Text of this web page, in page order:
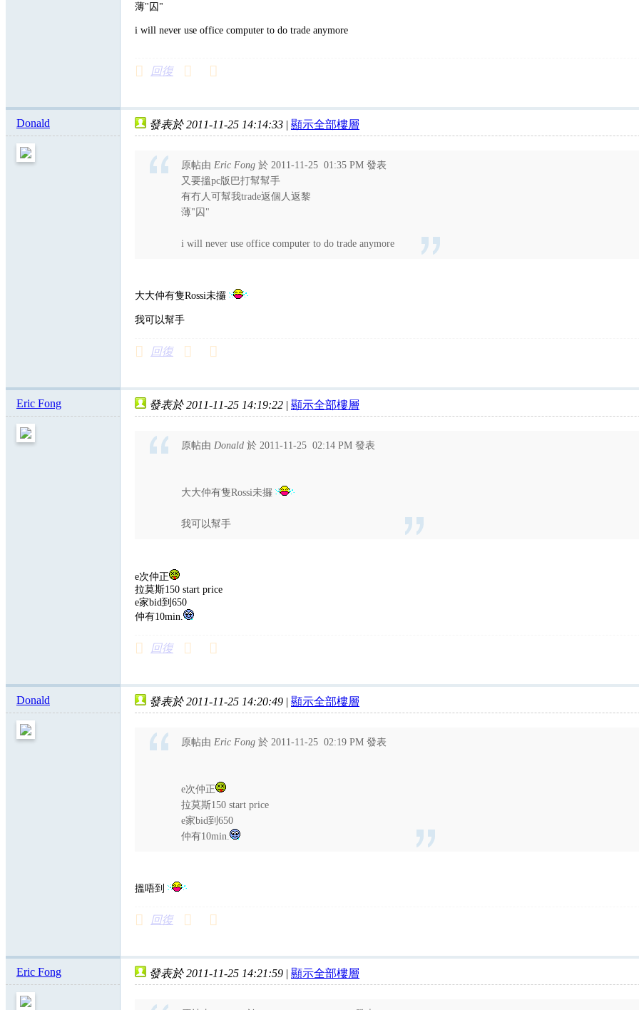
薄"囚"
i will never use office computer to do trade anymore
回復
Donald 發表於 2011-11-25 14:14:33 | 顯示全部樓層
原帖由 Eric Fong 於 2011-11-25 01:35 PM 發表
又要搵pc版巴打幫幫手
有冇人可幫我trade返個人返黎
薄"囚"
i will never use office computer to do trade anymore
大大仲有隻Rossi未攞
我可以幫手
回復
Eric Fong 發表於 2011-11-25 14:19:22 | 顯示全部樓層
原帖由 Donald 於 2011-11-25 02:14 PM 發表
大大仲有隻Rossi未攞
我可以幫手
e次仲正
拉莫斯150 start price
e家bid到650
仲有10min.
回復
Donald 發表於 2011-11-25 14:20:49 | 顯示全部樓層
原帖由 Eric Fong 於 2011-11-25 02:19 PM 發表
e次仲正
拉莫斯150 start price
e家bid到650
仲有10min.
搵唔到
回復
Eric Fong 發表於 2011-11-25 14:21:59 | 顯示全部樓層